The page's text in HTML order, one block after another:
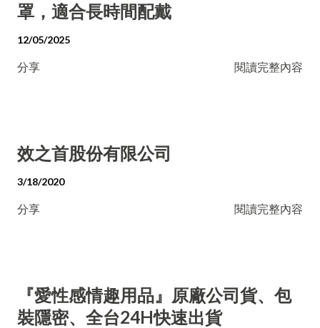
罩，適合長時間配戴
12/05/2025
分享 閱讀完整內容
效之首股份有限公司
3/18/2020
分享 閱讀完整內容
『愛性感情趣用品』原廠公司貨、包
裝隱密、全台24H快速出貨